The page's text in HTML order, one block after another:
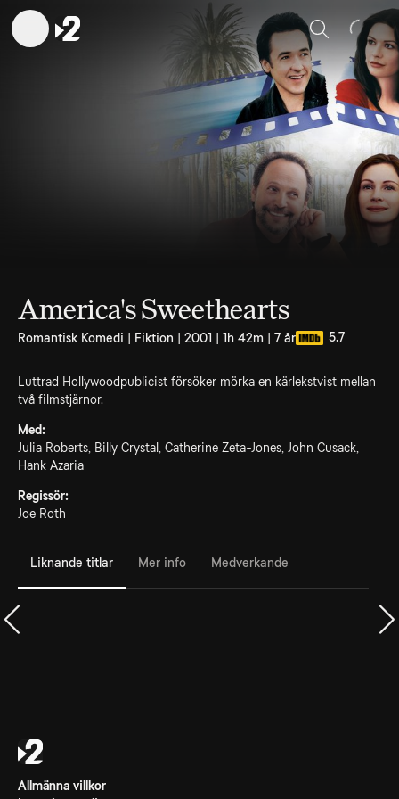
Sök
America's Sweethearts
Romantisk Komedi | Fiktion | 2001 | 1h 42m | 7 år 5.7
Luttrad Hollywoodpublicist försöker mörka en kärlekstvist mellan
två filmstjärnor.
Med:
Julia Roberts, Billy Crystal, Catherine Zeta-Jones, John Cusack,
Hank Azaria
Regissör:
Joe Roth
Liknande titlar Mer info Medverkande
Allmänna villkor